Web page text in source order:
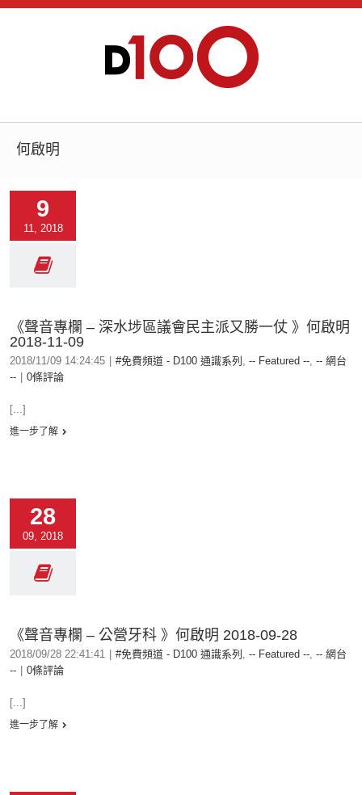
何啟明
9
11, 2018
《聲音專欄 – 深水埗區議會民主派又勝一仗 》何啟明
2018-11-09
2018/11/09 14:24:45 #免費頻道 - D100 通識系列 , -- Featured --, -- 網台
--
0條評論
[...]
進一步了解
28
09, 2018
《聲音專欄 – 公營牙科 》何啟明 2018-09-28
2018/09/28 22:41:41 #免費頻道 - D100 通識系列 , -- Featured --, -- 網台
--
0條評論
[...]
進一步了解